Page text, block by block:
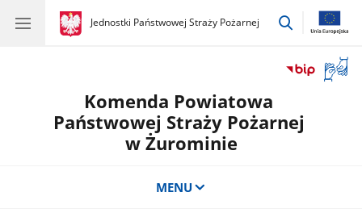
gov.pl
Jednostki Państwowej Straży Pożarnej
gov.pl
Jednostki
przejdź
okno
Komenda Powiatowa
Państwowej Straży Pożarnej
w Żurominie
MENU